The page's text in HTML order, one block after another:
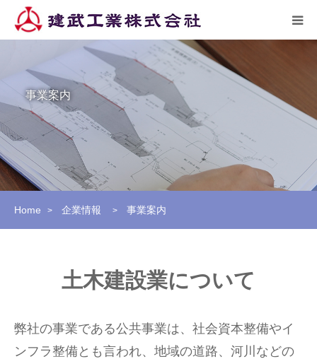
事業案内
Home > 企業情報 > 事業案内
土木建設業について
弊社の事業である公共事業は、社会資本整備やイ
ンフラ整備とも言われ、地域の道路、河川などの
トピックス
企業情報
施工実績